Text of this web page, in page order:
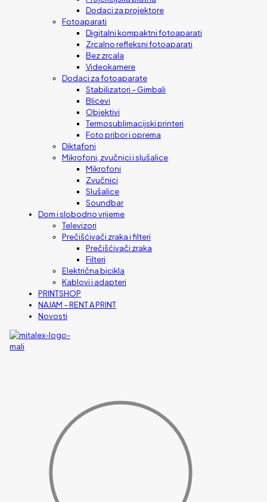
Dodaci za projektore
Fotoaparati
Digitalni kompaktni fotoaparati
Zrcalno refleksni fotoaparati
Bez zrcala
Videokamere
Dodaci za fotoaparate
Stabilizatori – Gimbali
Blicevi
Objektivi
Termosublimacijski printeri
Foto pribor i oprema
Diktafoni
Mikrofoni, zvučnici i slušalice
Mikrofoni
Zvučnici
Slušalice
Soundbar
Dom i slobodno vrijeme
Televizori
Prečišćivači zraka i filteri
Prečišćivači zraka
Filteri
Električna bicikla
Kablovi i adapteri
PRINTSHOP
NAJAM – RENT A PRINT
Novosti